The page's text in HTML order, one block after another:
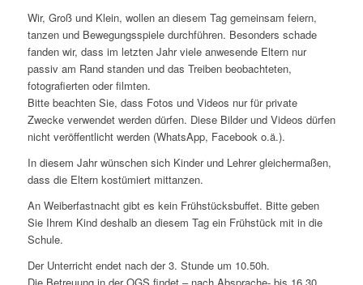
Wir, Groß und Klein, wollen an diesem Tag gemeinsam feiern,
tanzen und Bewegungsspiele durchführen. Besonders schade
fanden wir, dass im letzten Jahr viele anwesende Eltern nur
passiv am Rand standen und das Treiben beobachteten,
fotografierten oder filmten.
Bitte beachten Sie, dass Fotos und Videos nur für private
Zwecke verwendet werden dürfen. Diese Bilder und Videos dürfen
nicht veröffentlicht werden (WhatsApp, Facebook o.ä.).
In diesem Jahr wünschen sich Kinder und Lehrer gleichermaßen,
dass die Eltern kostümiert mittanzen.
An Weiberfastnacht gibt es kein Frühstücksbuffet. Bitte geben
Sie Ihrem Kind deshalb an diesem Tag ein Frühstück mit in die
Schule.
Der Unterricht endet nach der 3. Stunde um 10.50h.